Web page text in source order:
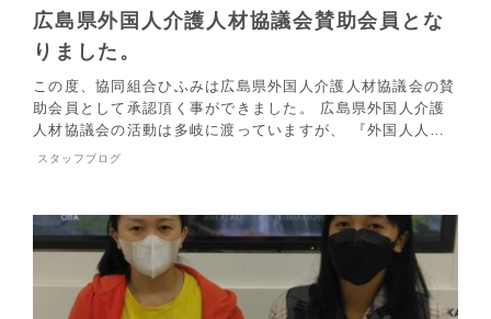
広島県外国人介護人材協議会賛助会員とな
りました。
この度、協同組合ひふみは広島県外国人介護人材協議会の賛
助会員として承認頂く事ができました。 広島県外国人介護
人材協議会の活動は多岐に渡っていますが、 『外国人人…
スタッフブログ